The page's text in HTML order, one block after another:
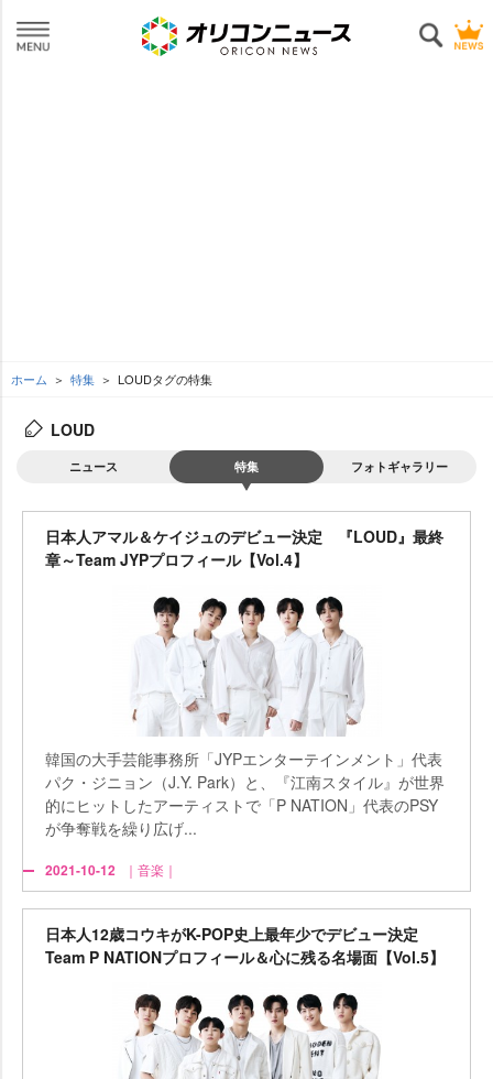
ホーム 特集 LOUDタグの特集
LOUD
ニュース 特集 フォトギャラリー
日本人アマル＆ケイジュのデビュー決定 『LOUD』最終
章～Team JYPプロフィール【Vol.4】
韓国の大手芸能事務所「JYPエンターテインメント」代表
パク・ジニョン（J.Y. Park）と、『江南スタイル』が世界
的にヒットしたアーティストで「P NATION」代表のPSY
が争奪戦を繰り広げ...
2021-10-12 ｜音楽｜
日本人12歳コウキがK-POP史上最年少でデビュー決定
Team P NATIONプロフィール＆心に残る名場面【Vol.5】